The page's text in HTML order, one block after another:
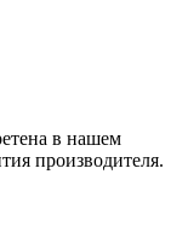
в нашем
производителя.